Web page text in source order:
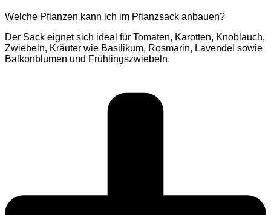
Welche Pflanzen kann ich im Pflanzsack anbauen?
Der Sack eignet sich ideal für Tomaten, Karotten, Knoblauch,
Zwiebeln, Kräuter wie Basilikum, Rosmarin, Lavendel sowie
Balkonblumen und Frühlingszwiebeln.